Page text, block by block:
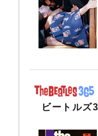
ビートルズ